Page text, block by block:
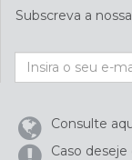
Subscreva a
Consulte
Caso